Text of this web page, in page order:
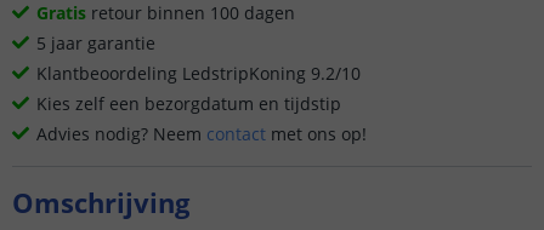
Gratis retour binnen 100 dagen
5 jaar garantie
Klantbeoordeling LedstripKoning 9.2/10
Kies zelf een bezorgdatum en tijdstip
Advies nodig? Neem contact met ons op!
Omschrijving